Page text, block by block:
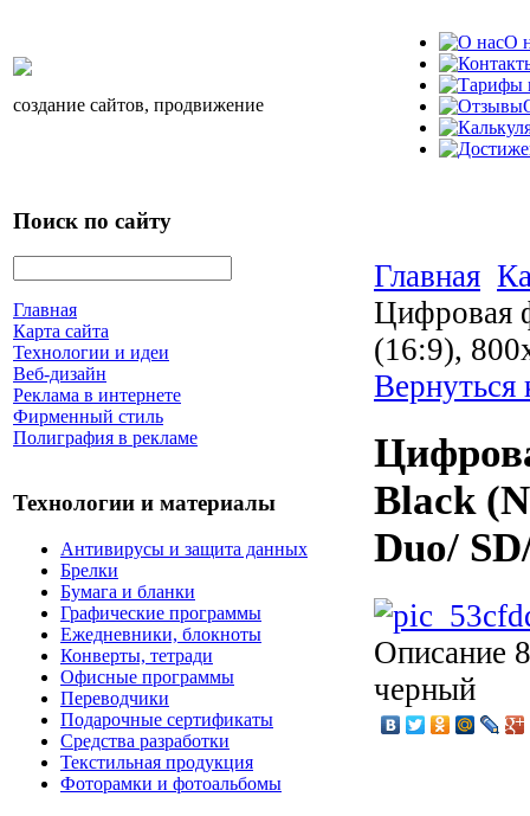
создание сайтов, продвижение
О
Поиск по сайту
Главная
Карта сайта
Технологии и идеи
Веб-дизайн
Реклама в интернете
Фирменный стиль
Полиграфия в рекламе
Технологии и материалы
Антивирусы и защита данных
Брелки
Бумага и бланки
Графические программы
Ежедневники, блокноты
Конверты, тетради
Офисные программы
Переводчики
Подарочные сертификаты
Средства разработки
Текстильная продукция
Фоторамки и фотоальбомы
Главная
Цифровая
(16:9),
Black
Duo/
Описание
черный